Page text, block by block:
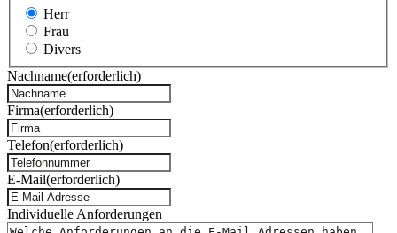
Herr
Frau
Divers
Nachname(erforderlich)
Firma(erforderlich)
Telefon(erforderlich)
E-Mail(erforderlich)
Individuelle Anforderungen